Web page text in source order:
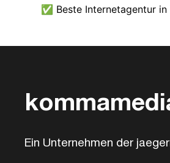
✅ Beste Internetagentur
Ein Unternehmen der